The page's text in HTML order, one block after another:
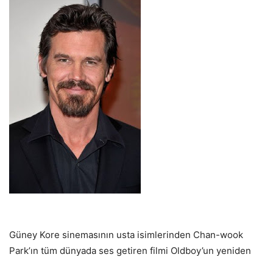
Güney Kore sinemasının usta isimlerinden Chan-wook
Park’ın tüm dünyada ses getiren filmi Oldboy’un yeniden